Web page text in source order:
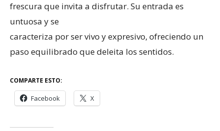
frescura que invita a disfrutar. Su entrada es
untuosa y se
caracteriza por ser vivo y expresivo, ofreciendo un
paso equilibrado que deleita los sentidos.
COMPARTE ESTO:
Facebook X